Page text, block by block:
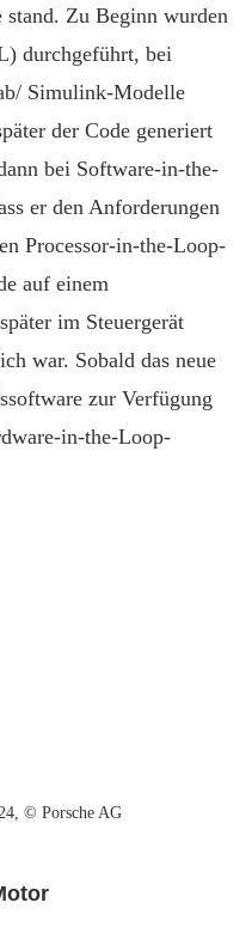
Zu Beginn wurden
durchgeführt, bei
Simulink-Modelle
der Code generiert
bei Software-in-the-
er den Anforderungen
Processor-in-the-Loop-
auf einem
im Steuergerät
war. Sobald das neue
zur Verfügung
in-the-Loop-
© Porsche AG